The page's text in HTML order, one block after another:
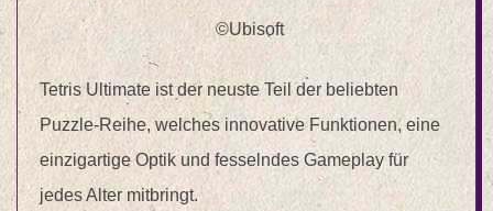
©Ubisoft
Tetris Ultimate ist der neuste Teil der beliebten
Puzzle-Reihe, welches innovative Funktionen, eine
einzigartige Optik und fesselndes Gameplay für
jedes Alter mitbringt.